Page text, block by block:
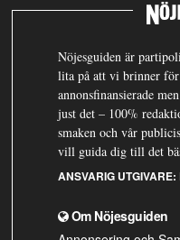
Nöjesguiden är
lita på att vi brinner
annonsfinansierade
just det – 100%
smaken och vår
vill guida dig till det
ANSVARIG UTGIVARE:
Om Nöjesguiden